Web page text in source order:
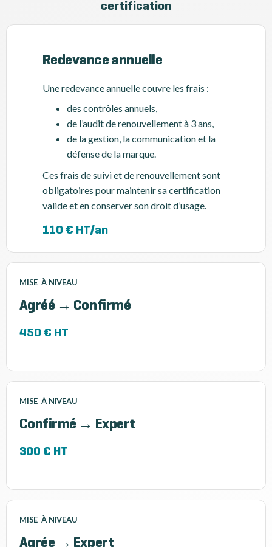
certification
Redevance annuelle
Une redevance annuelle couvre les frais :
des contrôles annuels,
de l’audit de renouvellement à 3 ans,
de la gestion, la communication et la
défense de la marque.
Ces frais de suivi et de renouvellement sont
obligatoires pour maintenir sa certification
valide et en conserver son droit d’usage.
110 € HT/an
MISE À NIVEAU
Agréé → Confirmé
450 € HT
MISE À NIVEAU
Confirmé → Expert
300 € HT
MISE À NIVEAU
Agrée → Expert